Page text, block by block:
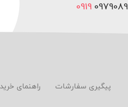
0919 0979089
پیگیری سفارشات راهنمای خرید